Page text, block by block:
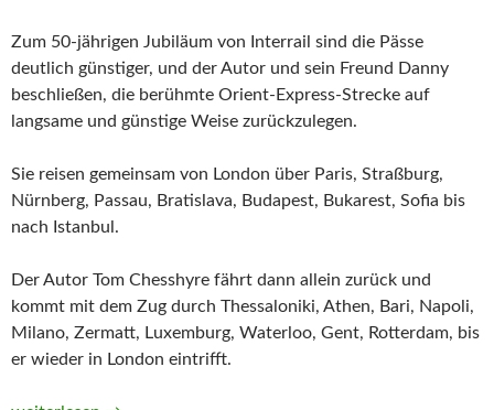
Zum 50-jährigen Jubiläum von Interrail sind die Pässe
deutlich günstiger, und der Autor und sein Freund Danny
beschließen, die berühmte Orient-Express-Strecke auf
langsame und günstige Weise zurückzulegen.
Sie reisen gemeinsam von London über Paris, Straßburg,
Nürnberg, Passau, Bratislava, Budapest, Bukarest, Sofia bis
nach Istanbul.
Der Autor Tom Chesshyre fährt dann allein zurück und
kommt mit dem Zug durch Thessaloniki, Athen, Bari, Napoli,
Milano, Zermatt, Luxemburg, Waterloo, Gent, Rotterdam, bis
er wieder in London eintrifft.